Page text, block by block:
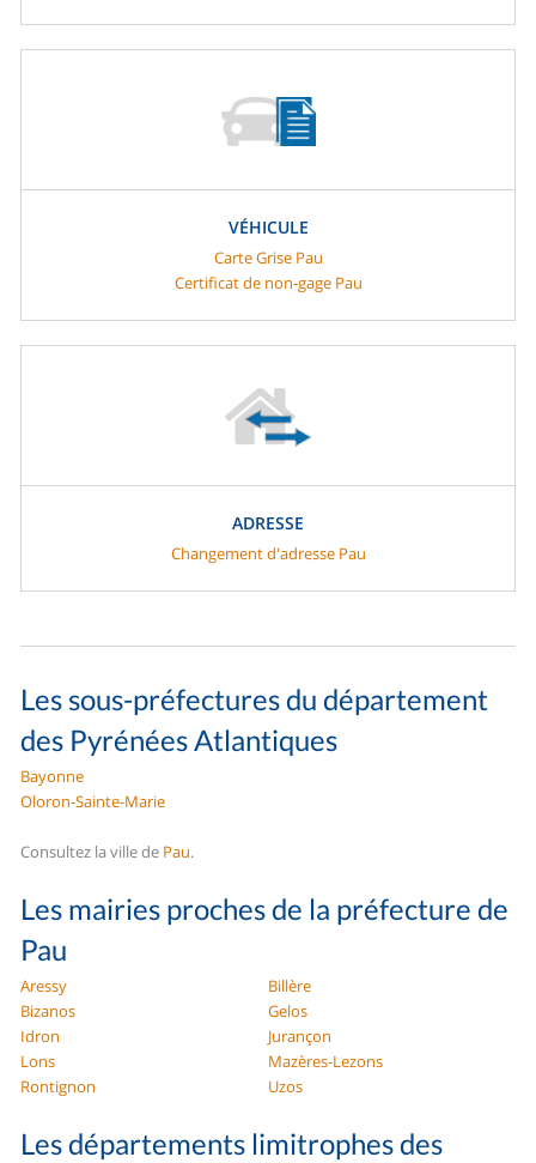
VÉHICULE
Carte Grise Pau
Certificat de non-gage Pau
ADRESSE
Changement d'adresse Pau
Les sous-préfectures du département
des Pyrénées Atlantiques
Bayonne
Oloron-Sainte-Marie
Consultez la ville de Pau.
Les mairies proches de la préfecture de
Pau
Aressy
Billère
Bizanos
Gelos
Idron
Jurançon
Lons
Mazères-Lezons
Rontignon
Uzos
Les départements limitrophes des